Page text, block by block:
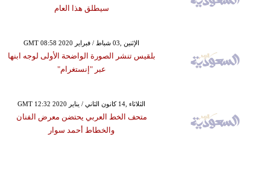
سيطلق هذا العام
GMT 08:58 2020 الإثنين ,03 شباط / فبراير
بلقيس تنشر الصورة الواضحة الأولى لوجه ابنها
عبر "إنستغرام"
GMT 12:32 2020 الثلاثاء ,14 كانون الثاني / يناير
متحف الخط العربي يحتضن معرض الفنان
والخطاط أحمد سوار